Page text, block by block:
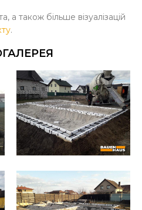
а також більше візуалізацій
.